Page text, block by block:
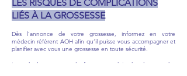
LES RISQUES DE COMPLICATIONS
LIÉS À LA GROSSESSE
Dès l’annonce de votre grossesse, informez en votre
médecin référent AOH afin qu’il puisse vous accompagner et
planifier avec vous une grossesse en toute sécurité.
Lors de la grossesse, la femme produit de plus grandes